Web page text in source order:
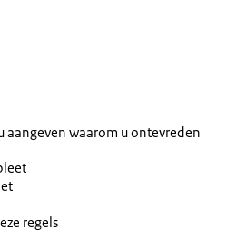
aangeven waarom u ontevreden
regels